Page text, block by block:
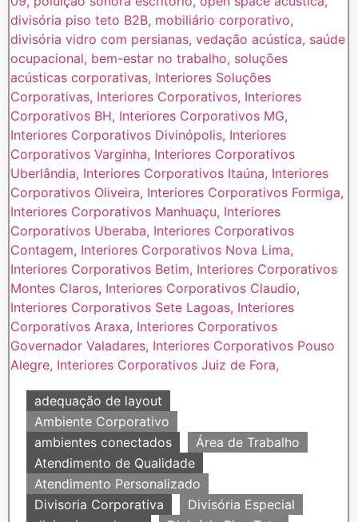
adequação de layout
Ambiente Corporativo
ambientes conectados
Área de Trabalho
Atendimento de Qualidade
Atendimento Personalizado
Divisoria Corporativa
Divisória Especial